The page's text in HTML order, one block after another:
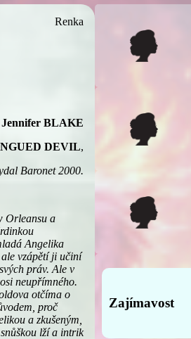
Renka
Jennifer BLAKE
DEVIL,
Baronet 2000.
Orleansu a
Angelika
vzápětí ji učiní
práv. Ale v
neupřímného.
otčíma o
proč
a zkušeným,
lží a intrik
Zajímavost